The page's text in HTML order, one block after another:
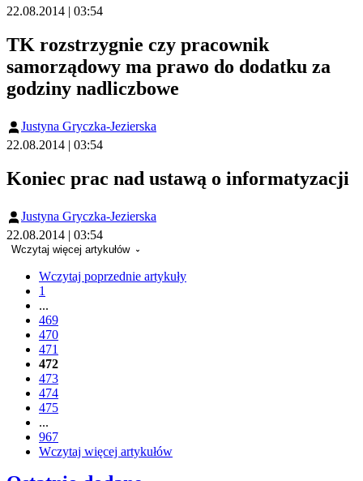
22.08.2014 | 03:54
TK rozstrzygnie czy pracownik
samorządowy ma prawo do dodatku za
godziny nadliczbowe
Justyna Gryczka-Jezierska
22.08.2014 | 03:54
Koniec prac nad ustawą o informatyzacji
Justyna Gryczka-Jezierska
22.08.2014 | 03:54
Wczytaj więcej artykułów
Wczytaj poprzednie artykuły
1
...
469
470
471
472
473
474
475
...
967
Wczytaj więcej artykułów